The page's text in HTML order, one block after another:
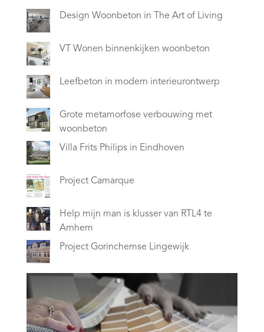
Design Woonbeton in The Art of Living
VT Wonen binnenkijken woonbeton
Leefbeton in modern interieurontwerp
Grote metamorfose verbouwing met
woonbeton
Villa Frits Philips in Eindhoven
Project Camarque
Help mijn man is klusser van RTL4 te
Arnhem
Project Gorinchemse Lingewijk